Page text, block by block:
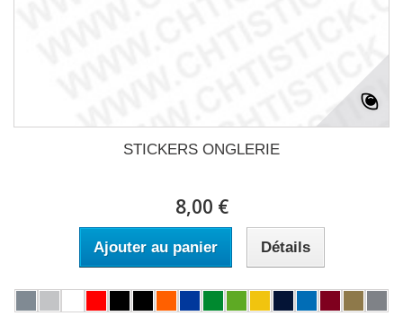
STICKERS ONGLERIE
8,00 €
Ajouter au panier Détails